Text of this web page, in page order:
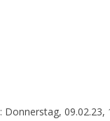
: Donnerstag, 09.02.23,